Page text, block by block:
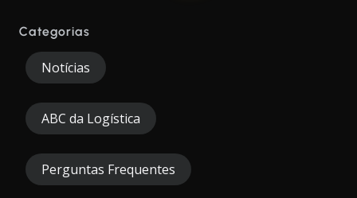
Categorias
Notícias
ABC da Logística
Perguntas Frequentes